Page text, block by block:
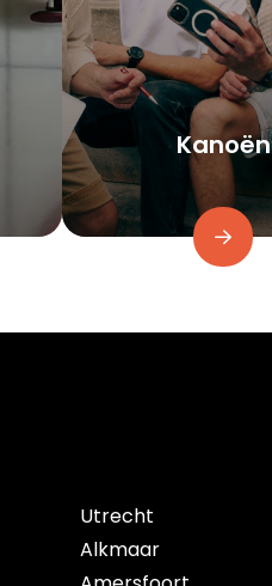
Kanoën
Utrecht
Alkmaar